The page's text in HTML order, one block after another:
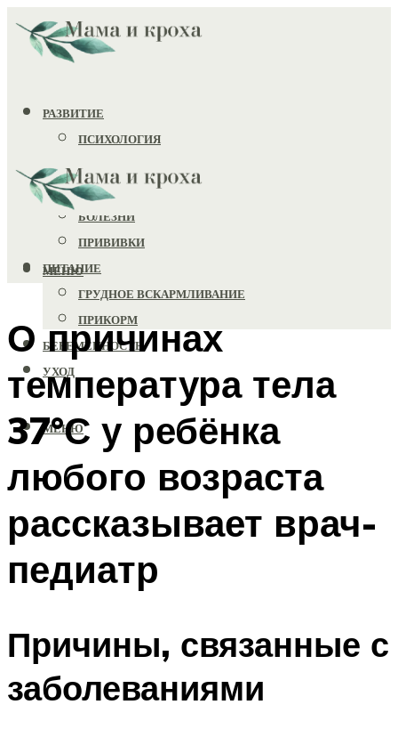
РАЗВИТИЕ
ПСИХОЛОГИЯ
ИГРУШКИ
ЗДОРОВЬЕ
БОЛЕЗНИ
ПРИВИВКИ
ПИТАНИЕ
ГРУДНОЕ ВСКАРМЛИВАНИЕ
ПРИКОРМ
БЕРЕМЕННОСТЬ
УХОД
МЕНЮ
МЕНЮ
О причинах
температура тела
37°С у ребёнка
любого возраста
рассказывает врач-
педиатр
Причины, связанные с
заболеваниями